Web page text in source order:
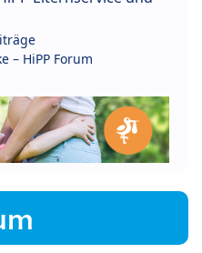
– HiPP Forum